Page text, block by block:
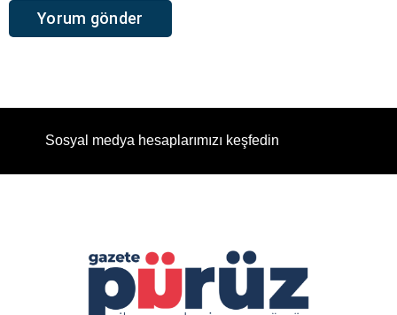
Sosyal medya hesaplarımızı keşfedin